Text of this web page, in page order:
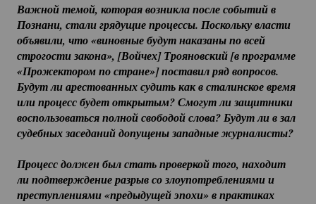
Важной темой, которая возникла после событий в
Познани, стали грядущие процессы. Поскольку власти
объявили, что «виновные будут наказаны по всей
строгости закона», [Войчех] Трояновский [в программе
«Прожектором по стране»] поставил ряд вопросов.
Будут ли арестованных судить как в сталинское время
или процесс будет открытым? Смогут ли защитники
воспользоваться полной свободой слова? Будут ли в зал
судебных заседаний допущены западные журналисты?
Процесс должен был стать проверкой того, находит
ли подтверждение разрыв со злоупотреблениями и
преступлениями «предыдущей эпохи» в практиках